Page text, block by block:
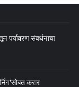
पर्यावरण संवर्धनाचा
करार